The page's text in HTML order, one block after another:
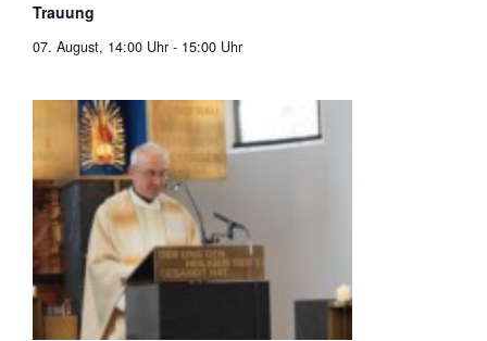
Trauung
07. August, 14:00 Uhr - 15:00 Uhr